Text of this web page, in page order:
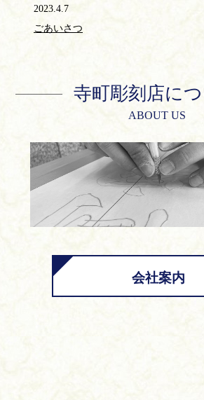
2023.4.7
ごあいさつ
寺町彫刻店に
ABOUT US
会社案内